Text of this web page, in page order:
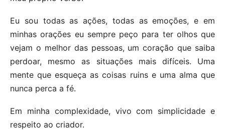
Eu sou todas as ações, todas as emoções, e em
minhas orações eu sempre peço para ter olhos que
vejam o melhor das pessoas, um coração que saiba
perdoar, mesmo as situações mais difíceis. Uma
mente que esqueça as coisas ruins e uma alma que
nunca perca a fé.
Em minha complexidade, vivo com simplicidade e
respeito ao criador.